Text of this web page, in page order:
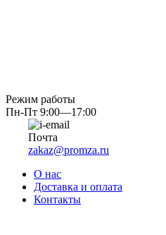
Режим работы
Пн-Пт 9:00—17:00
Почта
zakaz@promza.ru
О нас
Доставка и оплата
Контакты